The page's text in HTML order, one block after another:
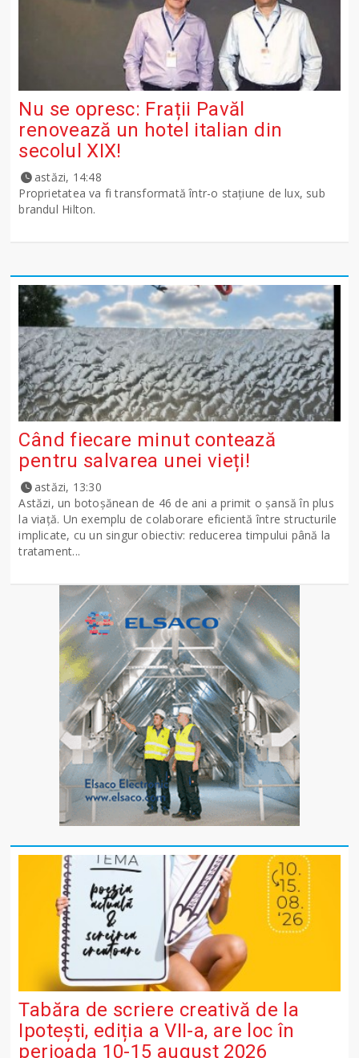
Nu se opresc: Frații Pavăl
renovează un hotel italian din
secolul XIX!
astăzi, 14:48
Proprietatea va fi transformată într-o stațiune de lux, sub
brandul Hilton.
Când fiecare minut contează
pentru salvarea unei vieți!
astăzi, 13:30
Astăzi, un botoșănean de 46 de ani a primit o șansă în plus
la viață. Un exemplu de colaborare eficientă între structurile
implicate, cu un singur obiectiv: reducerea timpului până la
tratament...
Tabăra de scriere creativă de la
Ipotești, ediția a VII-a, are loc în
perioada 10-15 august 2026